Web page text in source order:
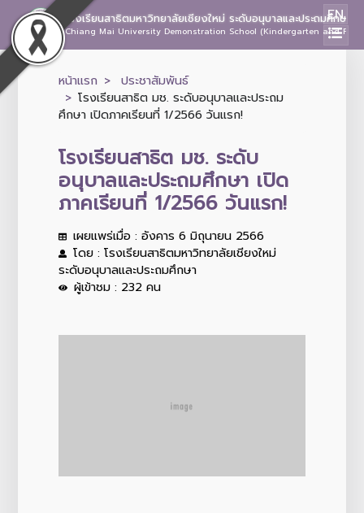
โรงเรียนสาธิตมหาวิทยาลัยเชียงใหม่ ระดับอนุบาลและประถมศึกษา
Chiang Mai University Demonstration School (Kindergarten and
EN
หน้าแรก
ประชาสัมพันธ์
โรงเรียนสาธิต มช. ระดับอนุบาลและประถม
ศึกษา เปิดภาคเรียนที่ 1/2566 วันแรก!
โรงเรียนสาธิต มช. ระดับ
อนุบาลและประถมศึกษา เปิด
ภาคเรียนที่ 1/2566 วันแรก!
เผยแพร่เมื่อ : อังคาร 6 มิถุนายน 2566
โดย : โรงเรียนสาธิตมหาวิทยาลัยเชียงใหม่
ระดับอนุบาลและประถมศึกษา
ผู้เข้าชม : 232 คน